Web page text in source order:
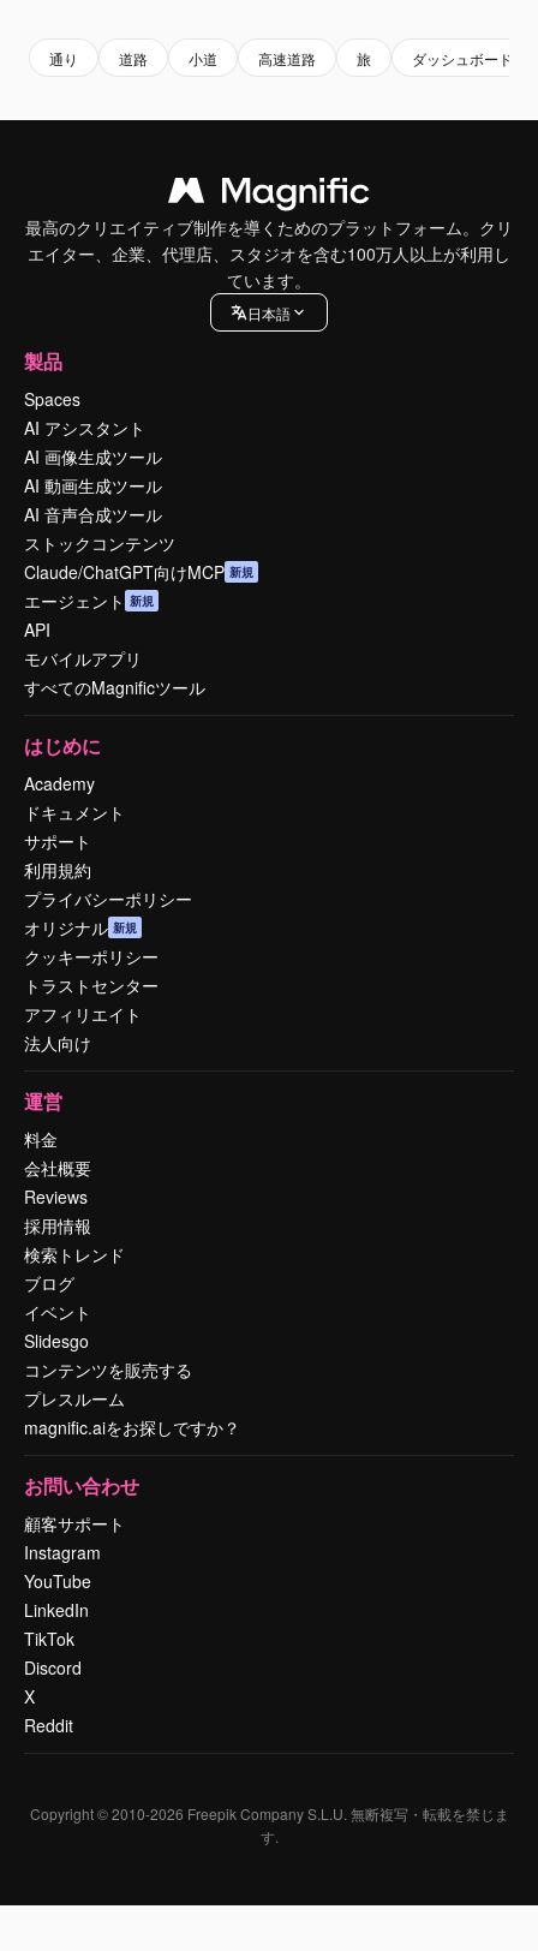
通り 道路 小道 高速道路 旅 ダッシュボード
最高のクリエイティブ制作を導くためのプラットフォーム。クリ
エイター、企業、代理店、スタジオを含む100万人以上が利用し
ています。
日本語
製品
Spaces
AI アシスタント
AI 画像生成ツール
AI 動画生成ツール
AI 音声合成ツール
ストックコンテンツ
Claude/ChatGPT向けMCP 新規
エージェント 新規
API
モバイルアプリ
すべてのMagnificツール
はじめに
Academy
ドキュメント
サポート
利用規約
プライバシーポリシー
オリジナル 新規
クッキーポリシー
トラストセンター
アフィリエイト
法人向け
運営
料金
会社概要
Reviews
採用情報
検索トレンド
ブログ
イベント
Slidesgo
コンテンツを販売する
プレスルーム
magnific.aiをお探しですか？
お問い合わせ
顧客サポート
Instagram
YouTube
LinkedIn
TikTok
Discord
X
Reddit
Copyright © 2010-2026 Freepik Company S.L.U. 無断複写・転載を禁じま
す.